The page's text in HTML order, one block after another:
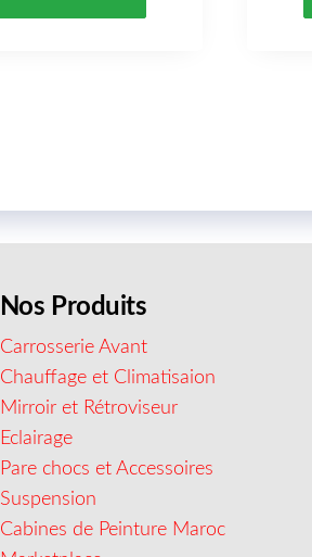
Nos Produits
Carrosserie Avant
Chauffage et Climatisaion
Mirroir et Rétroviseur
Eclairage
Pare chocs et Accessoires
Suspension
Cabines de Peinture Maroc